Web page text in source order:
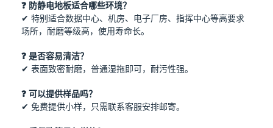
❓ 防静电地板适合哪些环境？
✔ 特别适合数据中心、机房、电子厂房、指挥中心等高要求
场所，耐磨等级高，使用寿命长。
❓ 是否容易清洁？
✔ 表面致密耐磨，普通湿拖即可，耐污性强。
❓ 可以提供样品吗？
✔ 免费提供小样，只需联系客服安排邮寄。